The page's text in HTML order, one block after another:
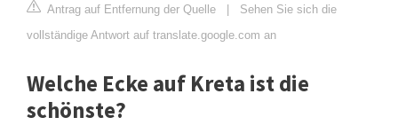
Antrag auf Entfernung der Quelle | Sehen Sie sich die
vollständige Antwort auf translate.google.com an
Welche Ecke auf Kreta ist die
schönste?